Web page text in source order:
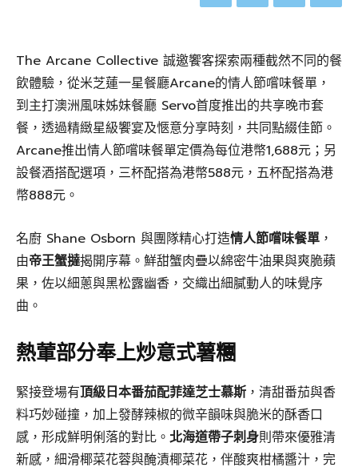
The Arcane Collective 誠邀饗客探索兩種截然不同的餐
飲體驗，從米芝蓮一星餐廳Arcane的情人節嚐味餐單，
到主打澳洲風味姊妹餐廳 Servo首度推出的共享晚市套
餐，透過精緻星級饗宴及愜意分享時刻，共同點綴佳節。
Arcane推出情人節嚐味餐單定價為每位港幣1,688元；另
設餐酒搭配選項，三杯配搭為港幣588元，五杯配搭為港
幣888元。
名廚 Shane Osborn 與團隊精心打造情人節嚐味餐單 ，
由帝王蟹撻揭開序幕。鮮甜蟹肉疊以綿密牛油果與爽脆蘋
果，佐以細蔥與黑松露幽香，交織出細膩動人的味覺序
曲。
熱葷部分奉上炒意式薯糰
緊接登場有頂級日本番茄配菲達芝士慕斯 ，清甜番茄與香
料巧妙碰撞，加上發酵辣椒的微辛韻味與脆米的酥香口
感，形成鮮明俐落的對比。 北海道帶子刺身則帶來優雅清
新感，細滑椰菜花蓉與醃漬椰菜花，伴酸爽柑橘醬汁，完